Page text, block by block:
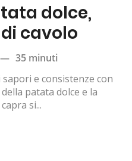
dolce,
cavolo
— 35 minuti
e consistenze con
patata dolce e la
si...